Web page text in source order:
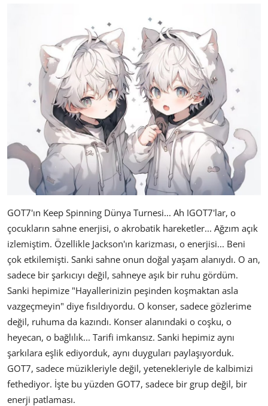
GOT7'ın Keep Spinning Dünya Turnesi... Ah IGOT7'lar, o
çocukların sahne enerjisi, o akrobatik hareketler... Ağzım açık
izlemiştim. Özellikle Jackson'ın karizması, o enerjisi... Beni
çok etkilemişti. Sanki sahne onun doğal yaşam alanıydı. O an,
sadece bir şarkıcıyı değil, sahneye aşık bir ruhu gördüm.
Sanki hepimize "Hayallerinizin peşinden koşmaktan asla
vazgeçmeyin" diye fısıldıyordu. O konser, sadece gözlerime
değil, ruhuma da kazındı. Konser alanındaki o coşku, o
heyecan, o bağlılık... Tarifi imkansız. Sanki hepimiz aynı
şarkılara eşlik ediyorduk, aynı duyguları paylaşıyorduk.
GOT7, sadece müzikleriyle değil, yetenekleriyle de kalbimizi
fethediyor. İşte bu yüzden GOT7, sadece bir grup değil, bir
enerji patlaması.